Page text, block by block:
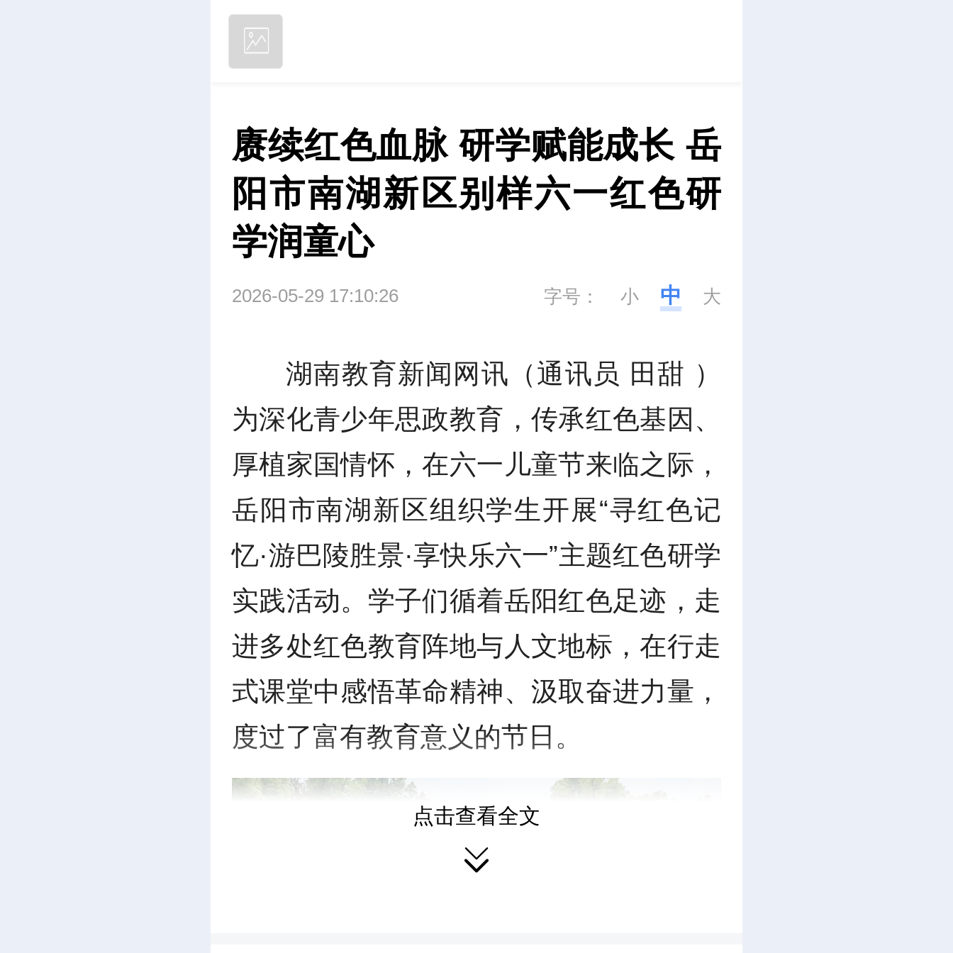
赓续红色血脉 研学赋能成长 岳
阳市南湖新区别样六一红色研
学润童心
2026-05-29 17:10:26 字号： 小 中 大
湖南教育新闻网讯（通讯员 田甜 ）
为深化青少年思政教育，传承红色基因、
厚植家国情怀，在六一儿童节来临之际，
岳阳市南湖新区组织学生开展“寻红色记
忆·游巴陵胜景·享快乐六一”主题红色研学
实践活动。学子们循着岳阳红色足迹，走
进多处红色教育阵地与人文地标，在行走
式课堂中感悟革命精神、汲取奋进力量，
度过了富有教育意义的节日。
点击查看全文
